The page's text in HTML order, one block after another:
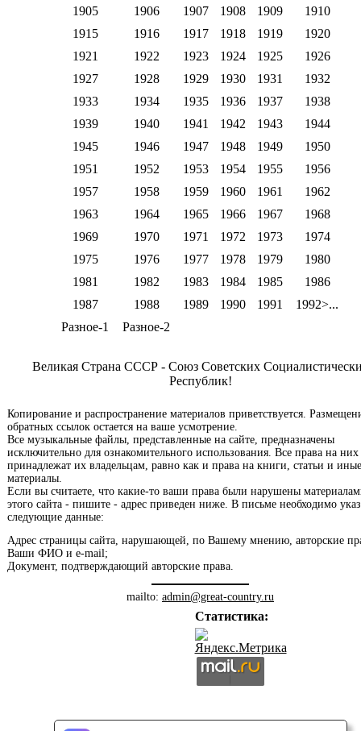
1905
1906 1907 1908 1909
1910
1915
1916 1917 1918 1919
1920
1921
1922 1923 1924 1925
1926
1927
1928 1929 1930 1931
1932
1933
1934 1935 1936 1937
1938
1939
1940 1941 1942 1943
1944
1945
1946 1947 1948 1949
1950
1951
1952 1953 1954 1955
1956
1957
1958 1959 1960 1961
1962
1963
1964 1965 1966 1967
1968
1969
1970 1971 1972 1973
1974
1975
1976 1977 1978 1979
1980
1981
1982 1983 1984 1985
1986
1987
1988 1989 1990 1991
1992>...
Разное-1
Разное-2
Великая Страна СССР - Союз Советских
Республик!
Копирование и распространение материалов приветствуется.
обратных ссылок остается на ваше усмотрение.
Все музыкальные файлы, представленные на сайте, предназначены
исключительно для ознакомительного использования. Все права на них
принадлежат их владельцам, равно как и права на книги, статьи и иные
материалы.
Если вы считаете, что какие-то ваши права были нарушены
этого сайта - пишите - адрес приведен ниже. В письме необходимо
следующие данные:
Адрес страницы сайта, нарушающей, по Вашему мнению, авторские
Ваши ФИО и e-mail;
Документ, подтверждающий авторские права.
mailto: admin@great-country.ru
Статистика: